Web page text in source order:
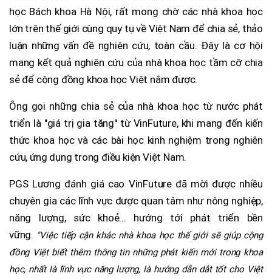
học Bách khoa Hà Nội, rất mong chờ các nhà khoa học
lớn trên thế giới cùng quy tụ về Việt Nam để chia sẻ, thảo
luận những vấn đề nghiên cứu, toàn cầu. Đây là cơ hội
mang kết quả nghiên cứu của nhà khoa học tầm cỡ chia
sẻ để cộng đồng khoa học Việt nắm được.
Ông gọi những chia sẻ của nhà khoa học từ nước phát
triển là "giá trị gia tăng" từ VinFuture, khi mang đến kiến
thức khoa học và các bài học kinh nghiệm trong nghiên
cứu, ứng dụng trong điều kiện Việt Nam.
PGS Lương đánh giá cao VinFuture đã mời được nhiều
chuyên gia các lĩnh vực được quan tâm như nông nghiệp,
năng lượng, sức khoẻ... hướng tới phát triển bền
vững. "Việc tiếp cận khác nhà khoa học thế giới sẽ giúp cộng
đồng Việt biết thêm thông tin những phát kiến mới trong khoa
học, nhất là lĩnh vực năng lượng, là hướng dẫn dắt tốt cho Việt